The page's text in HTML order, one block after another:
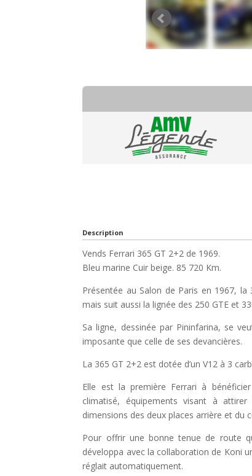
Description
Vends Ferrari 365 GT 2+2 de 1969.
Bleu marine Cuir beige. 85 720 Km.
Présentée au Salon de Paris en 1967,
mais suit aussi la lignée des 250 GTE et
Sa ligne, dessinée par Pininfarina, se
imposante que celle de ses devancières.
La 365 GT 2+2 est dotée d’un V12 à 3
Elle est la première Ferrari à
climatisé, équipements visant à
dimensions des deux places arrière et du
Pour offrir une bonne tenue de route
développa avec la collaboration de Koni
réglait automatiquement.